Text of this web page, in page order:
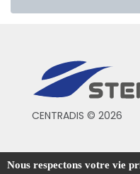
CENTRADIS © 2026
Conditions générales
Nous respectons votre vie